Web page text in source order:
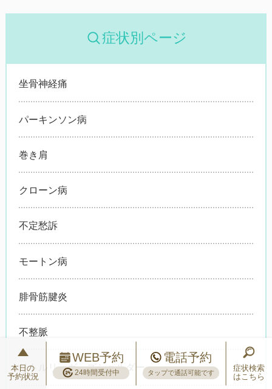
症状別ページ
坐骨神経痛
パーキンソン病
巻き肩
クローン病
不定愁訴
モートン病
腓骨筋腱炎
不整脈
リトルリーガーズショルダー
本日の
予約状況
WEB予約
24時間受付中
電話予約
タップで通話可能です
症状検索
はこちら